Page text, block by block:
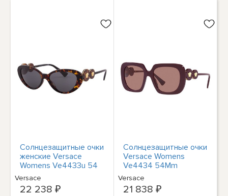
Солнцезащитные очки
женские Versace
Womens Ve4433u 54
мм
Versace
22 238 ₽
Солнцезащитные очки
Versace Womens
Ve4434 54Mm
Женские красные
Versace
21 838 ₽